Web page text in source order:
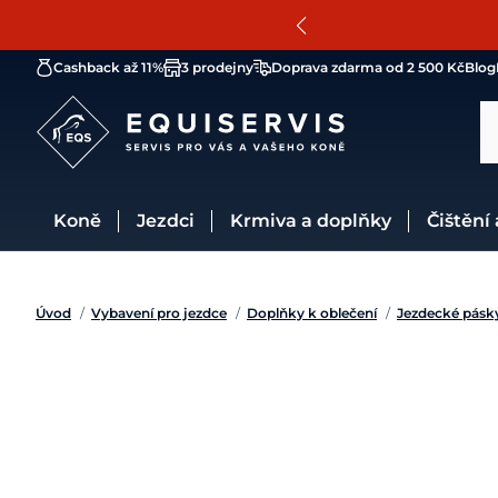
Cashback až 11% 3 prodejny Doprava zdarma od 2 500 KčBlog
Koně Jezdci Krmiva a doplňky
Úvod / Vybavení pro jezdce / Doplňky k oblečení / Jezdecké